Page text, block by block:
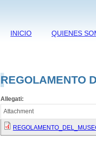
INICIO QUIENES
REGOLAMENTO
Allegati:
Attachment